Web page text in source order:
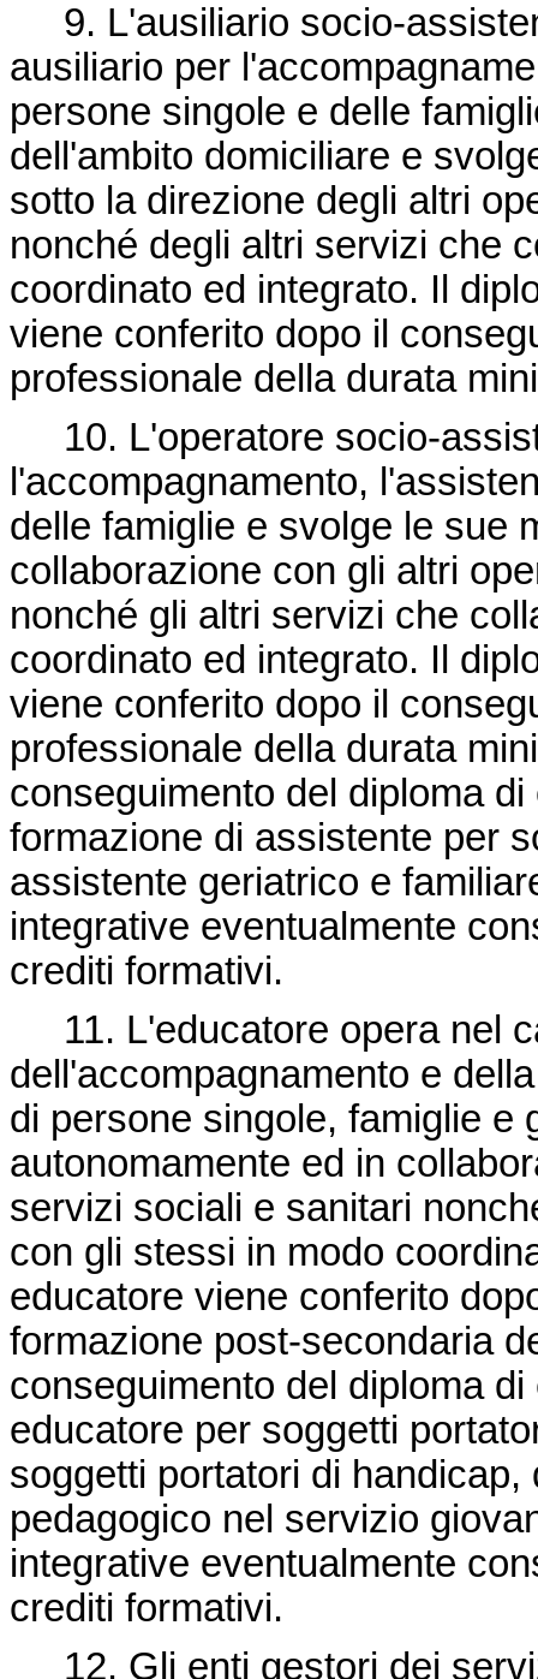
9. L'ausiliario socio-
ausiliario per
persone singole e delle
dell'ambito domiciliare e
sotto la direzione degli altri
nonché degli altri servizi che
coordinato ed integrato. Il
viene conferito dopo il
professionale della durata
10. L'operatore socio-
l'accompagnamento,
delle famiglie e svolge le sue
collaborazione con gli altri
nonché gli altri servizi che
coordinato ed integrato. Il
viene conferito dopo il
professionale della durata
conseguimento del diploma
formazione di assistente per
assistente geriatrico e
integrative eventualmente
crediti formativi.
11. L'educatore opera nel
dell'accompagnamento e
di persone singole, famiglie e
autonomamente ed in
servizi sociali e sanitari
con gli stessi in modo
educatore viene conferito
formazione post-secondaria
conseguimento del diploma
educatore per soggetti
soggetti portatori di
pedagogico nel servizio
integrative eventualmente
crediti formativi.
12. Gli enti gestori dei